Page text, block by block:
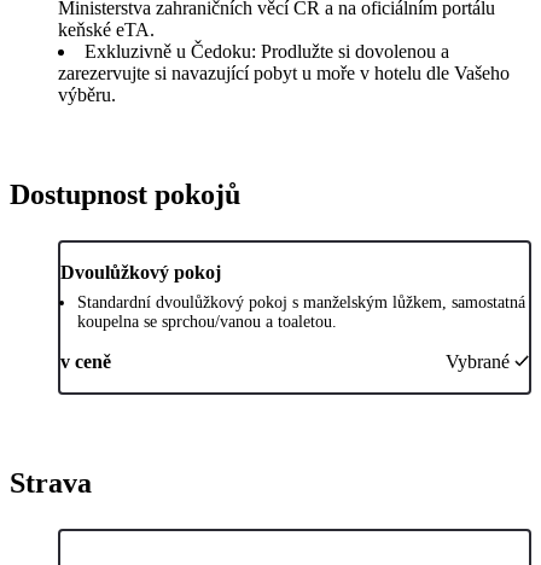
Ministerstva zahraničních věcí ČR a na oficiálním portálu
keňské eTA.
Exkluzivně u Čedoku: Prodlužte si dovolenou a
zarezervujte si navazující pobyt u moře v hotelu dle Vašeho
výběru.
Dostupnost pokojů
Dvoulůžkový pokoj
Standardní dvoulůžkový pokoj s manželským lůžkem, samostatná
koupelna se sprchou/vanou a toaletou.
v ceně Vybrané
Strava